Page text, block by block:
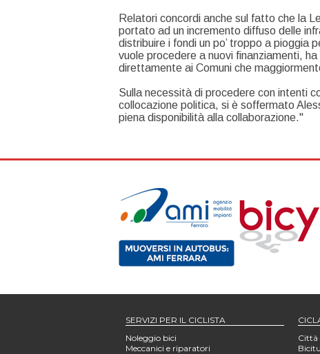
Relatori concordi anche sul fatto che la
portato ad un incremento diffuso delle
distribuire i fondi un po’ troppo a pioggia
vuole procedere a nuovi finanziamenti,
direttamente ai Comuni che
Sulla necessità di procedere con intenti
collocazione politica, si è soffermato
piena disponibilità alla collaborazione."
SERVIZI PER IL CICLISTA
Noleggio bici
Meccanici e riparatori
Città